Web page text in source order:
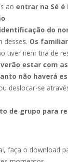
ao entrar na Sé
.
do
desses. Os
tiver nem tira de
estar com
não haverá
deslocar-se
de grupo para
faça o download